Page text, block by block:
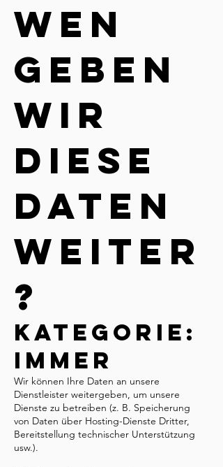
wen
geben
wir
diese
Daten
weiter
?
Kategorie:
Immer
Wir können Ihre Daten an unsere
Dienstleister weitergeben, um unsere
Dienste zu betreiben (z. B. Speicherung
von Daten über Hosting-Dienste Dritter,
Bereitstellung technischer Unterstützung
usw.).